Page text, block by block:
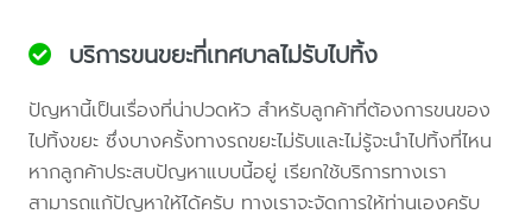
บริการขนขยะที่เทศบาลไม่รับไปทิ้ง
ปัญหานี้เป็นเรื่องที่น่าปวดหัว สำหรับลูกค้าที่ต้องการขนของ
ไปทิ้งขยะ ซึ่งบางครั้งทางรถขยะไม่รับและไม่รู้จะนำไปทิ้งที่ไหน
หากลูกค้าประสบปัญหาแบบนี้อยู่ เรียกใช้บริการทางเรา
สามารถแก้ปัญหาให้ได้ครับ ทางเราจะจัดการให้ท่านเองครับ